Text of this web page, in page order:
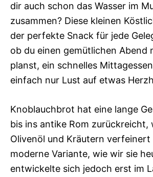
dir auch schon das Wasser im
zusammen? Diese kleinen
der perfekte Snack für jede
ob du einen gemütlichen Abend
planst, ein schnelles
einfach nur Lust auf etwas
Knoblauchbrot hat eine lange
bis ins antike Rom zurückreicht,
Olivenöl und Kräutern verfeinert
moderne Variante, wie wir sie
entwickelte sich jedoch erst im